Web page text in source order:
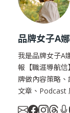
品牌女子A娜
我是品牌女子A
報【職涯導航
牌做內容策略
文章、Podcast